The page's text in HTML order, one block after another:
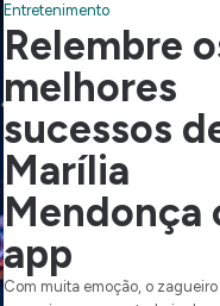
Entretenimento
Relembre
melhores
sucessos
Marília
Mendonça
app
Com muita emoção, o